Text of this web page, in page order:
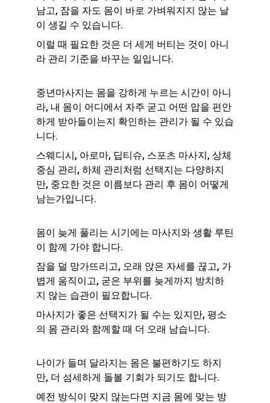
남고, 잠을 자도 몸이 바로 가벼워지지 않는 날
이 생길 수 있습니다.
이럴 때 필요한 것은 더 세게 버티는 것이 아니
라 관리 기준을 바꾸는 일입니다.
중년마사지는 몸을 강하게 누르는 시간이 아니
라, 내 몸이 어디에서 자주 굳고 어떤 압을 편안
하게 받아들이는지 확인하는 관리가 될 수 있습
니다.
스웨디시, 아로마, 딥티슈, 스포츠 마사지, 상체
중심 관리, 하체 관리처럼 선택지는 다양하지
만, 중요한 것은 이름보다 관리 후 몸이 어떻게
남는가입니다.
몸이 늦게 풀리는 시기에는 마사지와 생활 루틴
이 함께 가야 합니다.
잠을 덜 망가뜨리고, 오래 앉은 자세를 끊고, 가
볍게 움직이고, 굳은 부위를 늦게까지 방치하
지 않는 습관이 필요합니다.
마사지가 좋은 선택지가 될 수는 있지만, 평소
의 몸 관리와 함께할 때 더 오래 남습니다.
나이가 들며 달라지는 몸은 불편하기도 하지
만, 더 섬세하게 돌볼 기회가 되기도 합니다.
예전 방식이 맞지 않는다면 지금 몸에 맞는 방